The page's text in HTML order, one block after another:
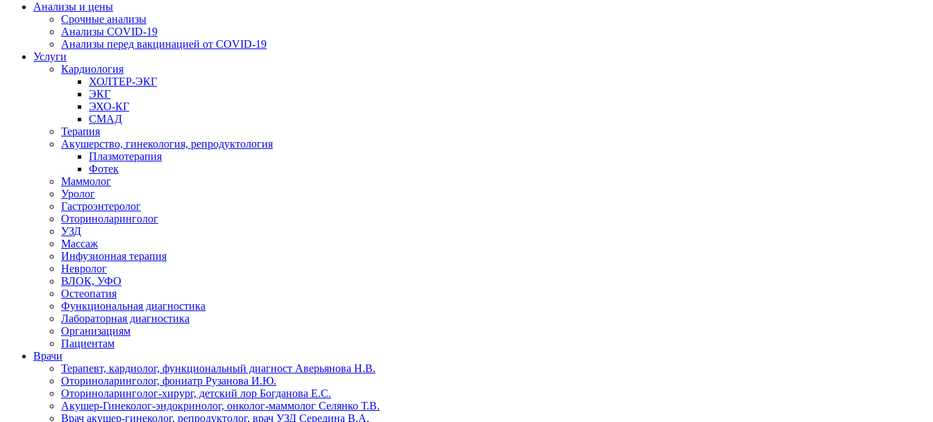
Анализы и цены
Срочные анализы
Анализы COVID-19
Анализы перед вакцинацией от COVID-19
Услуги
Кардиология
ХОЛТЕР-ЭКГ
ЭКГ
ЭХО-КГ
СМАД
Терапия
Акушерство, гинекология, репродуктология
Плазмотерапия
Фотек
Маммолог
Уролог
Гастроэнтеролог
Оториноларинголог
УЗД
Массаж
Инфузионная терапия
Невролог
ВЛОК, УФО
Остеопатия
Функциональная диагностика
Лабораторная диагностика
Организациям
Пациентам
Врачи
Терапевт, кардиолог, функциональный диагност Аверьянова Н.В.
Оториноларинголог, фониатр Рузанова И.Ю.
Оториноларинголог-хирург, детский лор Богданова Е.С.
Акушер-Гинеколог-эндокринолог, онколог-маммолог Селянко Т.В.
Врач акушер-гинеколог, репродуктолог, врач УЗД Середина В.А.